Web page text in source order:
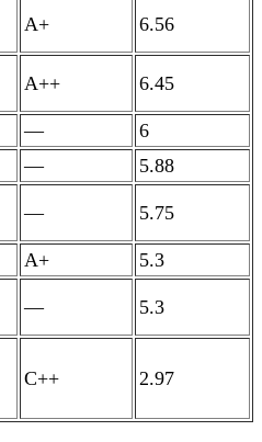
А+ 6.56
А++ 6.45
—
6
— 5.88
— 5.75
А+ 5.3
— 5.3
С++ 2.97